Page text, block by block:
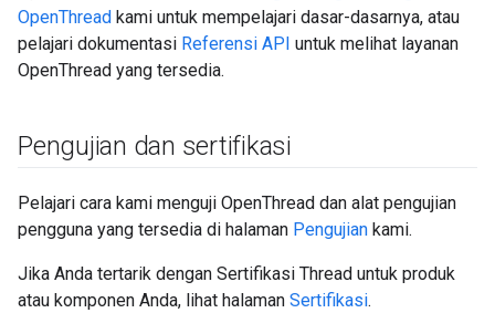
OpenThread kami untuk mempelajari dasar-dasarnya, atau
pelajari dokumentasi Referensi API untuk melihat layanan
OpenThread yang tersedia.
Pengujian dan sertifikasi
Pelajari cara kami menguji OpenThread dan alat pengujian
pengguna yang tersedia di halaman Pengujian kami.
Jika Anda tertarik dengan Sertifikasi Thread untuk produk
atau komponen Anda, lihat halaman Sertifikasi.